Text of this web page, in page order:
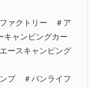
ァクトリー ＃ア
ャンピングカー
ースキャンピング
プ ＃バンライフ